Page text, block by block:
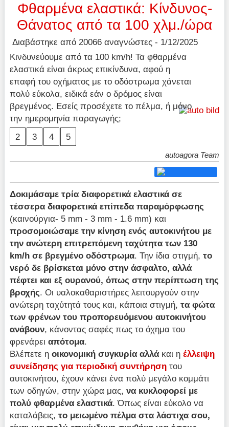
Φθαρμένα ελαστικά: Κίνδυνος-
Θάνατος από τα 100 χλμ./ώρα
Διαβάστηκε από 20066 αναγνώστες - 1/12/2025
Κινδυνεύουμε από τα 100 km/h! Τα φθαρμένα
ελαστικά είναι άκρως επικίνδυνα, αφού η
επαφή του οχήματος με το οδόστρωμα χάνεται
πολύ εύκολα, ειδικά εάν ο δρόμος είναι
βρεγμένος. Εσείς προσέχετε το πέλμα, ή μόνο
την ημερομηνία παραγωγής;
2
3 4 5
autoagora Team
Δοκιμάσαμε τρία διαφορετικά ελαστικά σε
τέσσερα διαφορετικά επίπεδα παραμόρφωσης
(καινούργια- 5 mm - 3 mm - 1.6 mm) και
προσομοιώσαμε την κίνηση ενός αυτοκινήτου με
την ανώτερη επιτρεπόμενη ταχύτητα των 130
km/h σε βρεγμένο οδόστρωμα. Την ίδια στιγμή,το
νερό δε βρίσκεται μόνο στην άσφαλτο, αλλά
πέφτει και εξ ουρανού, όπως στην περίπτωση της
βροχής. Οι υαλοκαθαριστήρες λειτουργούν στην
ανώτερη ταχύτητά τους και, κάποια στιγμή,τα φώτα
των φρένων του προπορευόμενου αυτοκινήτου
ανάβουν, κάνοντας σαφές πως το όχημα του
φρενάρειαπότομα.
Βλέπετε ηοικονομική συγκυρία αλλά και ηέλλειψη
συνείδησης για περιοδική συντήρηση του
αυτοκινήτου, έχουν κάνει ένα πολύ μεγάλο κομμάτι
των οδηγών, στην χώρα μας,να κυκλοφορεί με
πολύ φθαρμένα ελαστικά. Όπως είναι εύκολο να
καταλάβεις,το μειωμένο πέλμα στα λάστιχα σου,